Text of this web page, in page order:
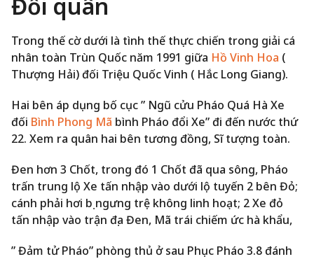
Trong thế cờ dưới là tình thế thực chiến trong giải cá
nhân toàn Trùn Quốc năm 1991 giữa Hồ Vinh Hoa (
Thượng Hải) đối Triệu Quốc Vinh ( Hắc Long Giang).
Hai bên áp dụng bố cục ” Ngũ cửu Pháo Quá Hà Xe
đối Bình Phong Mã bình Pháo đổi Xe” đi đến nước thứ
22. Xem ra quân hai bên tương đồng, Sĩ tượng toàn.
Đen hơn 3 Chốt, trong đó 1 Chốt đã qua sông, Pháo
trấn trung lộ Xe tấn nhập vào dưới lộ tuyến 2 bên Đỏ;
cánh phải hơi bị ngưng trệ không linh hoạt; 2 Xe đỏ
tấn nhập vào trận địa Đen, Mã trái chiếm ức hà khẩu,
” Đảm tử Pháo” phòng thủ ở sau Phục Pháo 3.8 đánh